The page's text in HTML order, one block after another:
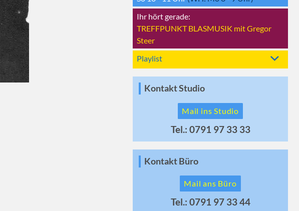
Ihr hört gerade:
TREFFPUNKT BLASMUSIK mit Gregor
Steer
Playlist
Kontakt Studio
Mail ins Studio
Tel.: 0791 97 33 33
Kontakt Büro
Mail ans Büro
Tel.: 0791 97 33 44